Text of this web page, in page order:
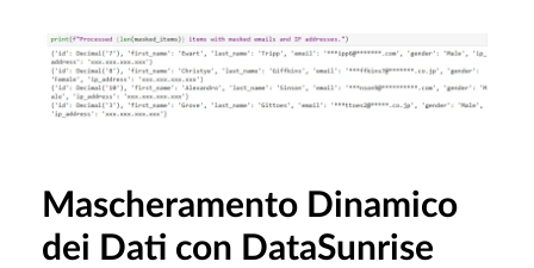
Mascheramento Dinamico
dei Dati con DataSunrise